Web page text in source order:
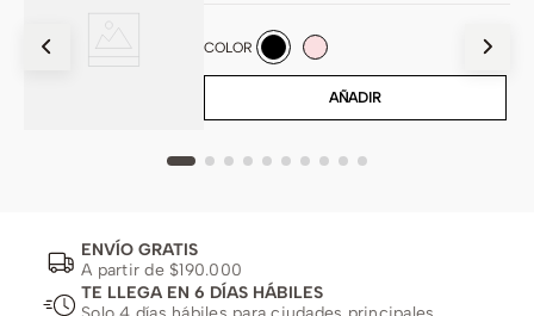
COLOR
AÑADIR
ENVÍO GRATIS
A partir de $190.000
TE LLEGA EN 6 DÍAS HÁBILES